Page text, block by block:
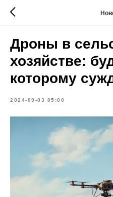
Дроны в
хозяйстве:
которому
2024-09-03 05:00